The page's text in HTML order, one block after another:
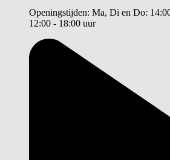
Openingstijden: Ma, Di en Do:
12:00 - 18:00 uur